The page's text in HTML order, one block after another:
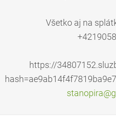
Všetko aj na
https://
stanopir